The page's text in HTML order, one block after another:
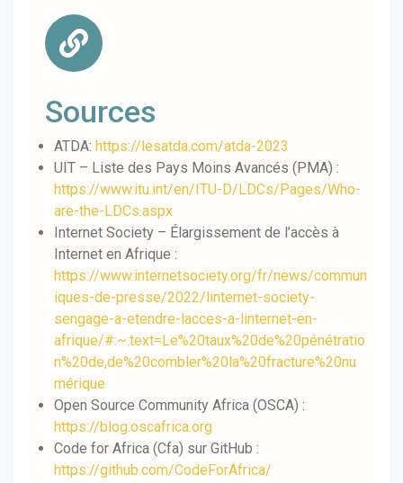
Sources
ATDA: https://lesatda.com/atda-2023
UIT – Liste des Pays Moins Avancés (PMA) :
https://www.itu.int/en/ITU-D/LDCs/Pages/Who-
are-the-LDCs.aspx
Internet Society – Élargissement de l’accès à
Internet en Afrique :
https://www.internetsociety.org/fr/news/commun
iques-de-presse/2022/linternet-society-
sengage-a-etendre-lacces-a-linternet-en-
afrique/#:~:text=Le%20taux%20de%20pénétratio
n%20de,de%20combler%20la%20fracture%20nu
mérique
Open Source Community Africa (OSCA) :
https://blog.oscafrica.org
Code for Africa (Cfa) sur GitHub :
https://github.com/CodeForAfrica/